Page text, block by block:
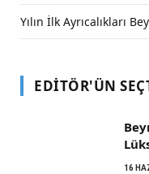
Yılın İlk Ayrıcalıkları
EDITÖR'ÜN
16